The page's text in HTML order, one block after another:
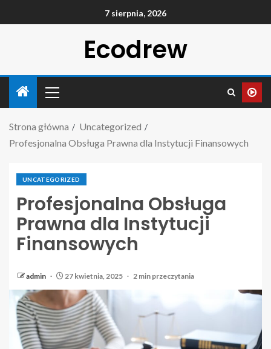
7 sierpnia, 2026
Ecodrew
Strona główna
Uncategorized
Profesjonalna Obsługa Prawna dla Instytucji Finansowych
UNCATEGORIZED
Profesjonalna Obsługa
Prawna dla Instytucji
Finansowych
admin 27 kwietnia, 2025 2 min przeczytania